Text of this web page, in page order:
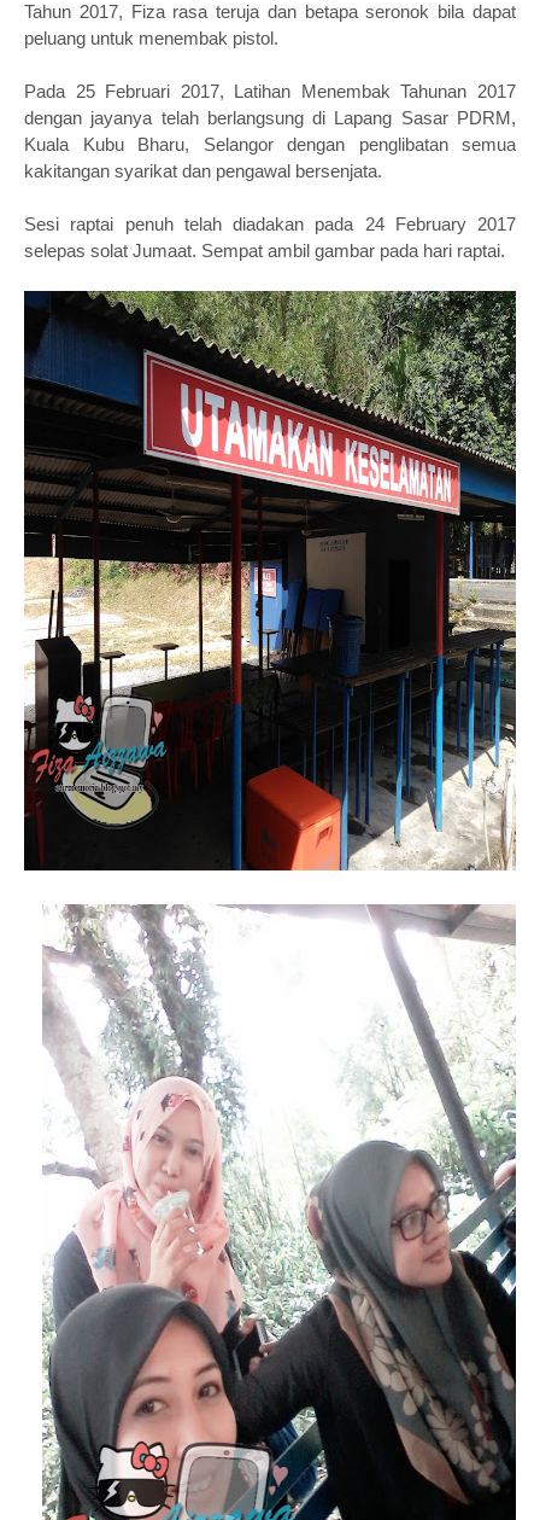
Tahun 2017, Fiza rasa teruja dan betapa seronok bila dapat
peluang untuk menembak pistol.
Pada 25 Februari 2017, Latihan Menembak Tahunan 2017
dengan jayanya telah berlangsung di Lapang Sasar PDRM,
Kuala Kubu Bharu, Selangor dengan penglibatan semua
kakitangan syarikat dan pengawal bersenjata.
Sesi raptai penuh telah diadakan pada 24 February 2017
selepas solat Jumaat. Sempat ambil gambar pada hari raptai.